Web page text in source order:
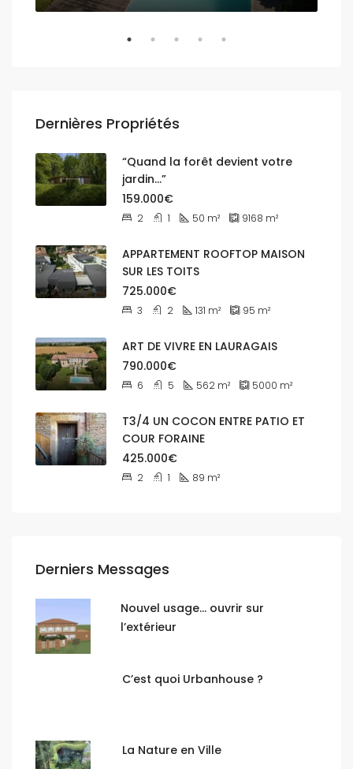
Dernières Propriétés
“Quand la forêt devient votre
jardin…”
159.000€
2 1 50 m² 9168 m²
APPARTEMENT ROOFTOP MAISON
SUR LES TOITS
725.000€
3 2 131 m² 95 m²
ART DE VIVRE EN LAURAGAIS
790.000€
6 5 562 m² 5000 m²
T3/4 UN COCON ENTRE PATIO ET
COUR FORAINE
425.000€
2 1 89 m²
Derniers Messages
Nouvel usage… ouvrir sur
l’extérieur
C’est quoi Urbanhouse ?
La Nature en Ville